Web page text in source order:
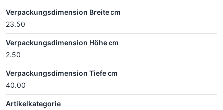
Verpackungsdimension Breite cm
23.50
Verpackungsdimension Höhe cm
2.50
Verpackungsdimension Tiefe cm
40.00
Artikelkategorie